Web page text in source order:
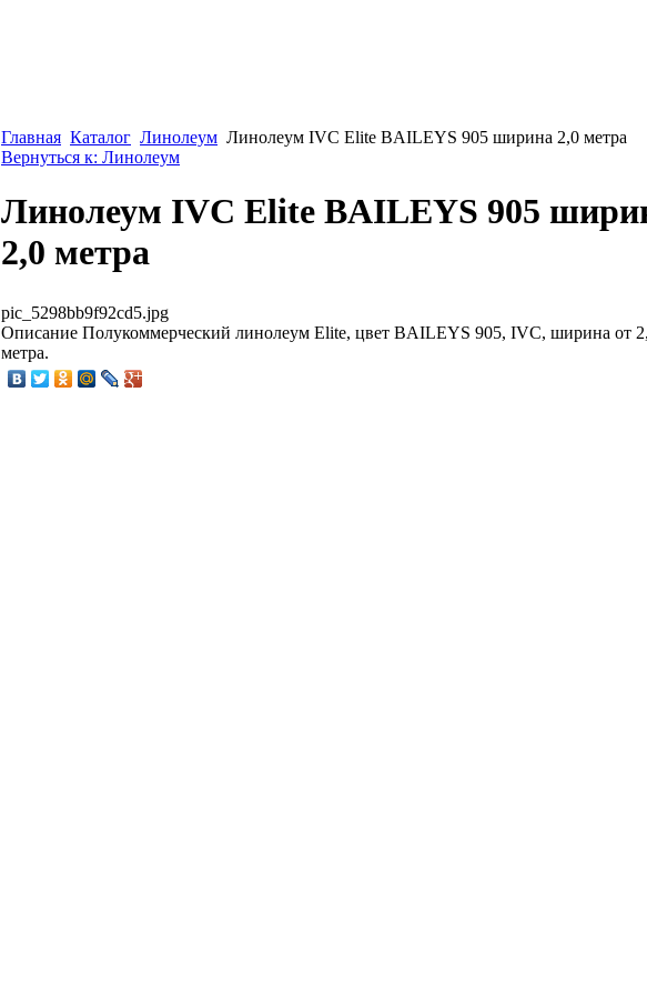
Главная Каталог Линолеум Линолеум IVC Elite BAILEYS 905 ширина 2,0 метра
Вернуться к: Линолеум
Линолеум IVC Elite BAILEYS 905
2,0 метра
pic_5298bb9f92cd5.jpg
Описание Полукоммерческий линолеум Elite, цвет BAILEYS 905, IVC, ширина от
метра.